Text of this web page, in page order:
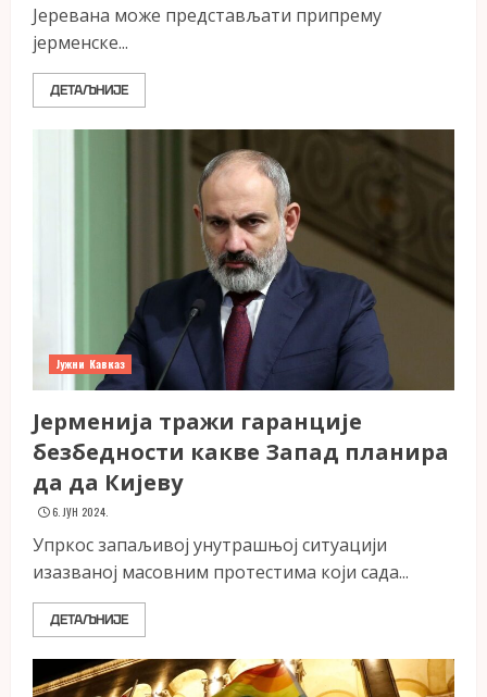
Јеревана може представљати припрему
јерменске...
ДЕТАЉНИЈЕ
Јужни Кавказ
Јерменија тражи гаранције
безбедности какве Запад планира
да да Кијеву
6. ЈУН 2024.
Упркос запаљивој унутрашњој ситуацији
изазваној масовним протестима који сада...
ДЕТАЉНИЈЕ